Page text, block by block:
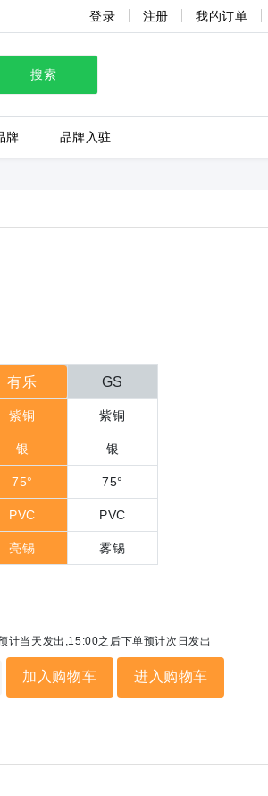
登录 注册 我的订单
搜索
牌 品牌入驻
LC80-2.54-10P-130-00A
有乐 GS
紫铜 紫铜
银 银
75° 75°
PVC PVC
亮锡 雾锡
计当天发出,15:00之后下单预计次日发出
加入购物车 进入购物车